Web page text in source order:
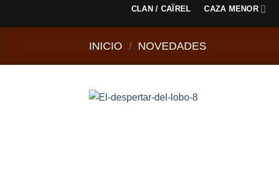
CLAN / CAÏREL CAZA MENOR
INICIO / NOVEDADES